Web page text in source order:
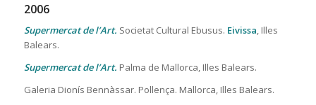
2006
Supermercat de l’Art. Societat Cultural Ebusus. Eivissa, Illes
Balears.
Supermercat de l’Art. Palma de Mallorca, Illes Balears.
Galeria Dionís Bennàssar. Pollença. Mallorca, Illes Balears.